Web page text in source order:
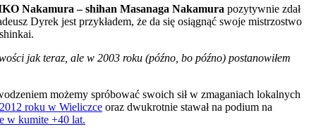
Nakamura – shihan Masanaga Nakamura pozytywnie zdał
Dyrek jest przykładem, że da się osiągnąć swoje mistrzostwo
jak teraz, ale w 2003 roku (późno, bo późno) postanowiłem
możemy spróbować swoich sił w zmaganiach lokalnych
roku w Wieliczce oraz dwukrotnie stawał na podium na
w kumite +40 lat.